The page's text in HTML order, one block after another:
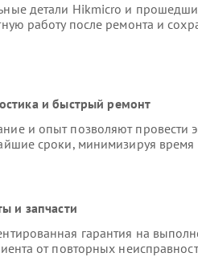
детали Hikmicro и
работу после ремонта и
и быстрый ремонт
и опыт позволяют провести
сроки, минимизируя время
и запчасти
гарантия на
от повторных